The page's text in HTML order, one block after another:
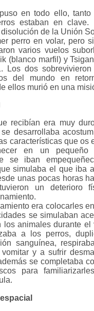
en todo ello,
estaban en
de la Unión
perro en volar, pero
varios vuelos
(blanco marfil) y
Los dos sobrevivieron
del mundo en
ellos murió en una
recibían era muy
desarrollaba
características que os
en un pequeño
se iban
simulaba el que iba
unas pocas horas
un deterioro
era colocarles
se simulaban
los animales durante
a los perros,
sanguínea,
y a sufrir
se completaba
para